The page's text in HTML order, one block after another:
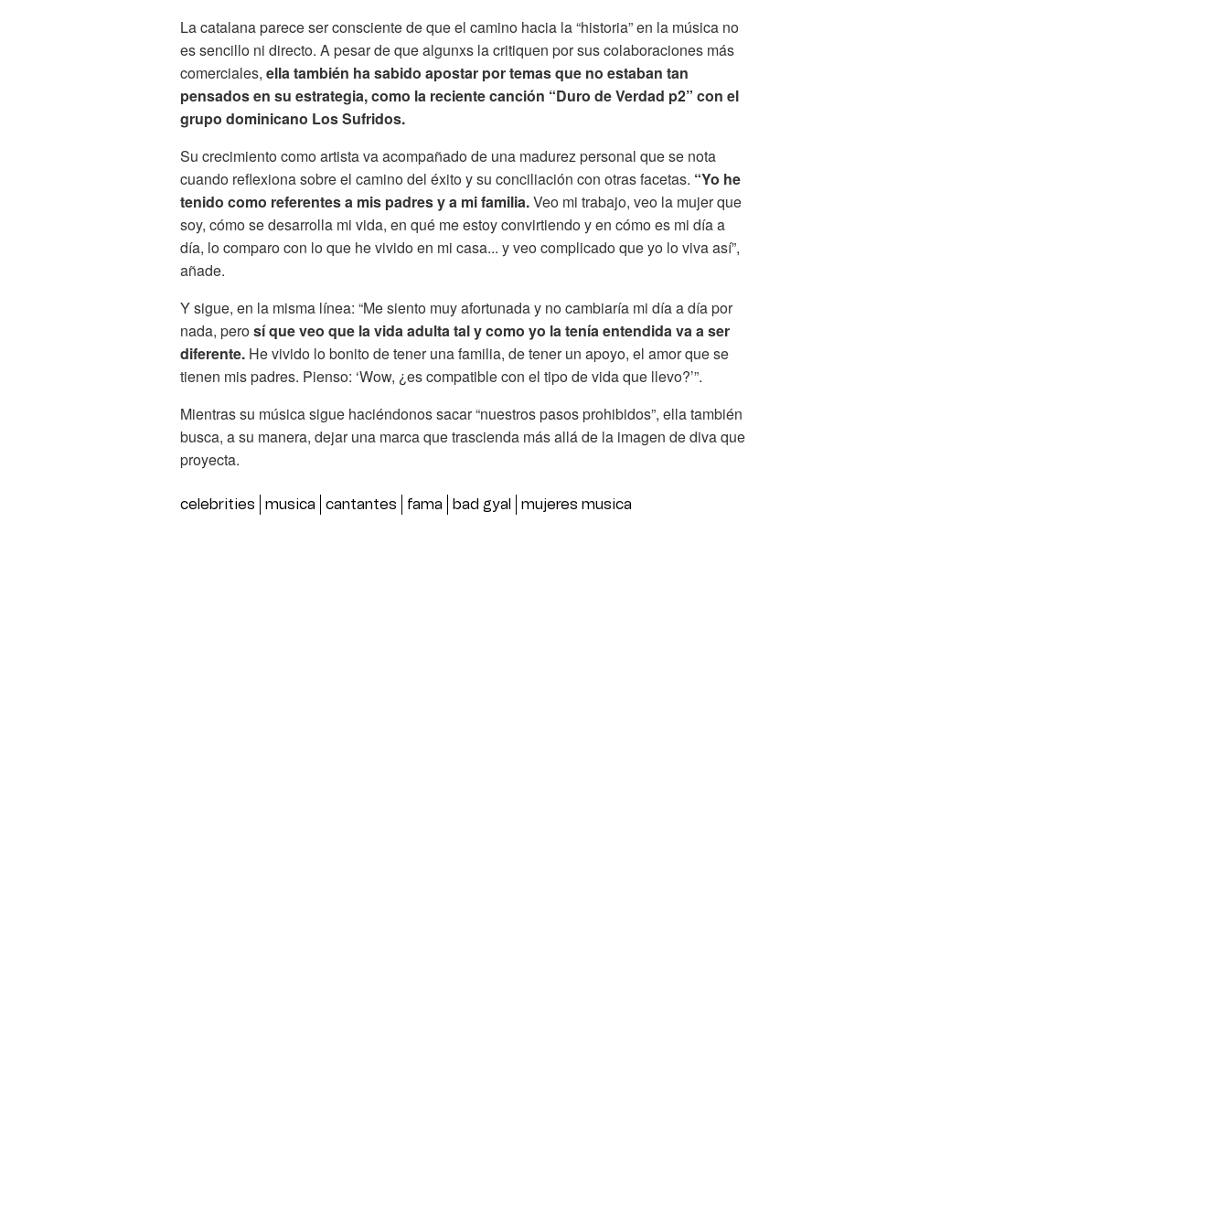
La catalana parece ser consciente de que el camino hacia la “historia” en la música no
es sencillo ni directo. A pesar de que algunxs la critiquen por sus colaboraciones más
comerciales, ella también ha sabido apostar por temas que no estaban tan
pensados en su estrategia, como la reciente canción “Duro de Verdad p2” con el
grupo dominicano Los Sufridos.
Su crecimiento como artista va acompañado de una madurez personal que se nota
cuando reflexiona sobre el camino del éxito y su conciliación con otras facetas. “Yo he
tenido como referentes a mis padres y a mi familia.Veo mi trabajo, veo la mujer que
soy, cómo se desarrolla mi vida, en qué me estoy convirtiendo y en cómo es mi día a
día, lo comparo con lo que he vivido en mi casa... y veo complicado que yo lo viva así”,
añade.
Y sigue, en la misma línea: “Me siento muy afortunada y no cambiaría mi día a día por
nada, perosí que veo que la vida adulta tal y como yo la tenía entendida va a ser
diferente. He vivido lo bonito de tener una familia, de tener un apoyo, el amor que se
tienen mis padres. Pienso: ‘Wow, ¿es compatible con el tipo de vida que llevo?’”.
Mientras su música sigue haciéndonos sacar “nuestros pasos prohibidos”, ella también
busca, a su manera, dejar una marca que trascienda más allá de la imagen de diva que
proyecta.
celebrities musica cantantes fama bad gyal mujeres musica